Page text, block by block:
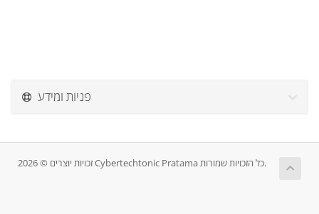
פניות ומידע
זכויות יוצרים © 2026 Cybertechtonic Pratama כל הזכויות שמורות.